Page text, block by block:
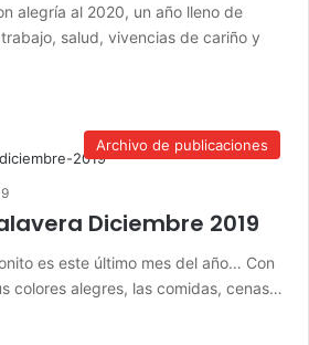
alegría al 2020, un año lleno de
salud, vivencias de cariño y
Archivo de publicaciones
Diciembre 2019
es este último mes del año… Con
colores alegres, las comidas, cenas…